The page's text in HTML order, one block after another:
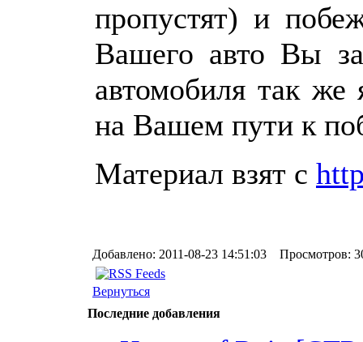
пропустят) и
Вашего авто Вы
автомобиля так же
на Вашем пути к
Материал взят с
Добавлено: 2011-08-23 14:51:03 Просмотров:
Вернуться
Последние добавления